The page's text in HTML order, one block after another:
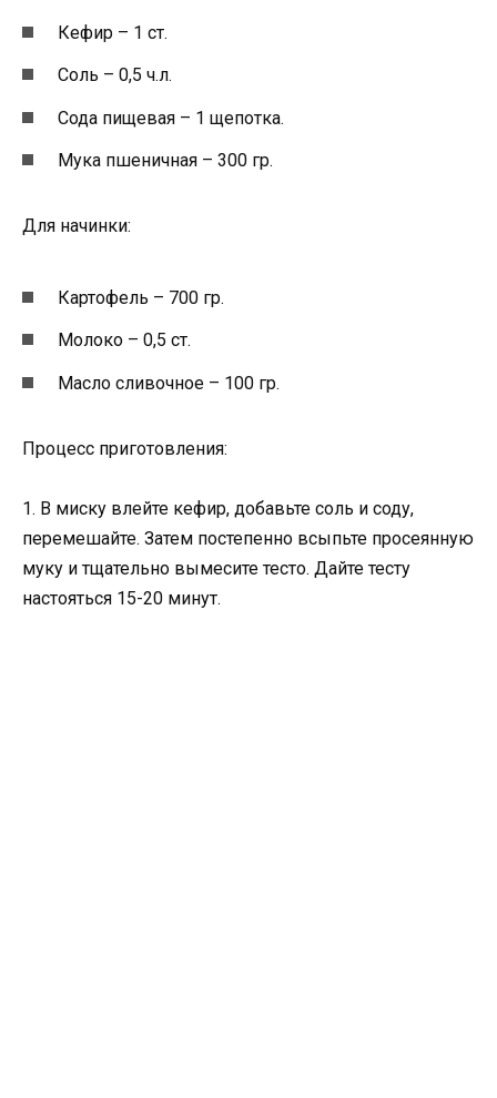
Кефир – 1 ст.
Соль – 0,5 ч.л.
Сода пищевая – 1 щепотка.
Мука пшеничная – 300 гр.
Для начинки:
Картофель – 700 гр.
Молоко – 0,5 ст.
Масло сливочное – 100 гр.
Процесс приготовления:
1. В миску влейте кефир, добавьте соль и соду,
перемешайте. Затем постепенно всыпьте просеянную
муку и тщательно вымесите тесто. Дайте тесту
настояться 15-20 минут.